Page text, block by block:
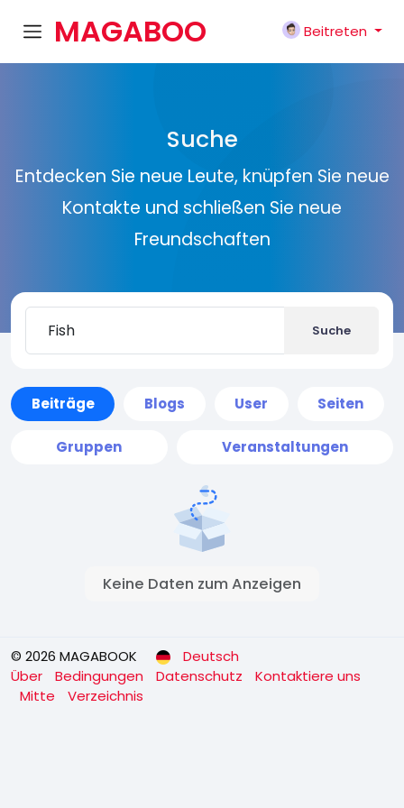
MAGABOO
Beitreten
Suche
Entdecken Sie neue Leute, knüpfen Sie neue
Kontakte und schließen Sie neue
Freundschaften
Suche
Beiträge Blogs User Seiten
Gruppen Veranstaltungen
Keine Daten zum Anzeigen
© 2026 MAGABOOK
Deutsch
Über
Bedingungen Datenschutz
Kontaktiere uns
Mitte
Verzeichnis